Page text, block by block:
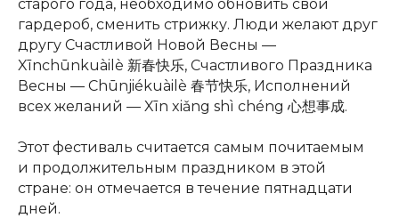
старого года, необходимо обновить свой
гардероб, сменить стрижку. Люди желают друг
другу Счастливой Новой Весны —
Xīnchūnkuàilè 新春快乐, Счастливого Праздника
Весны — Chūnjiékuàilè 春节快乐, Исполнений
всех желаний — Xīn xiǎng shì chéng 心想事成.
Этот фестиваль считается самым почитаемым
и продолжительным праздником в этой
стране: он отмечается в течение пятнадцати
дней.